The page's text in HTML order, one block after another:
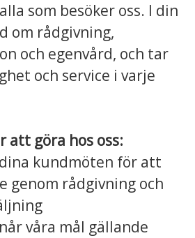
som besöker oss. I din
om rådgivning,
och egenvård, och tar
och service i varje
att göra hos oss:
kundmöten för att
genom rådgivning och
våra mål gällande